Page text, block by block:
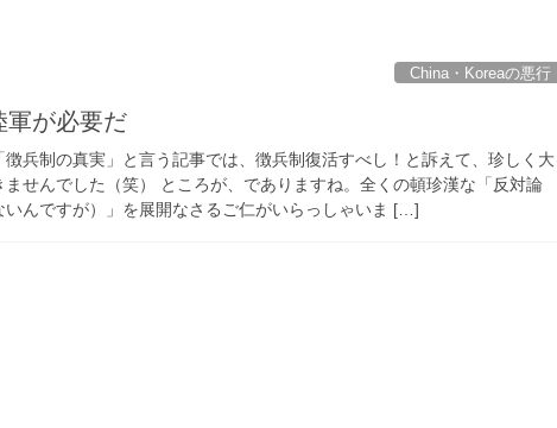
China・Koreaの悪行
軍が必要だ
徴兵制の真実」と言う記事では、徴兵制復活すべし！と訴えて、珍しく大
ませんでした（笑） ところが、でありますね。全くの頓珍漢な「反対論
いんですが）」を展開なさるご仁がいらっしゃいま […]